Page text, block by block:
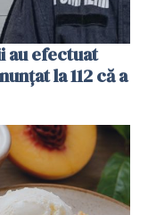
au efectuat
la 112 că a